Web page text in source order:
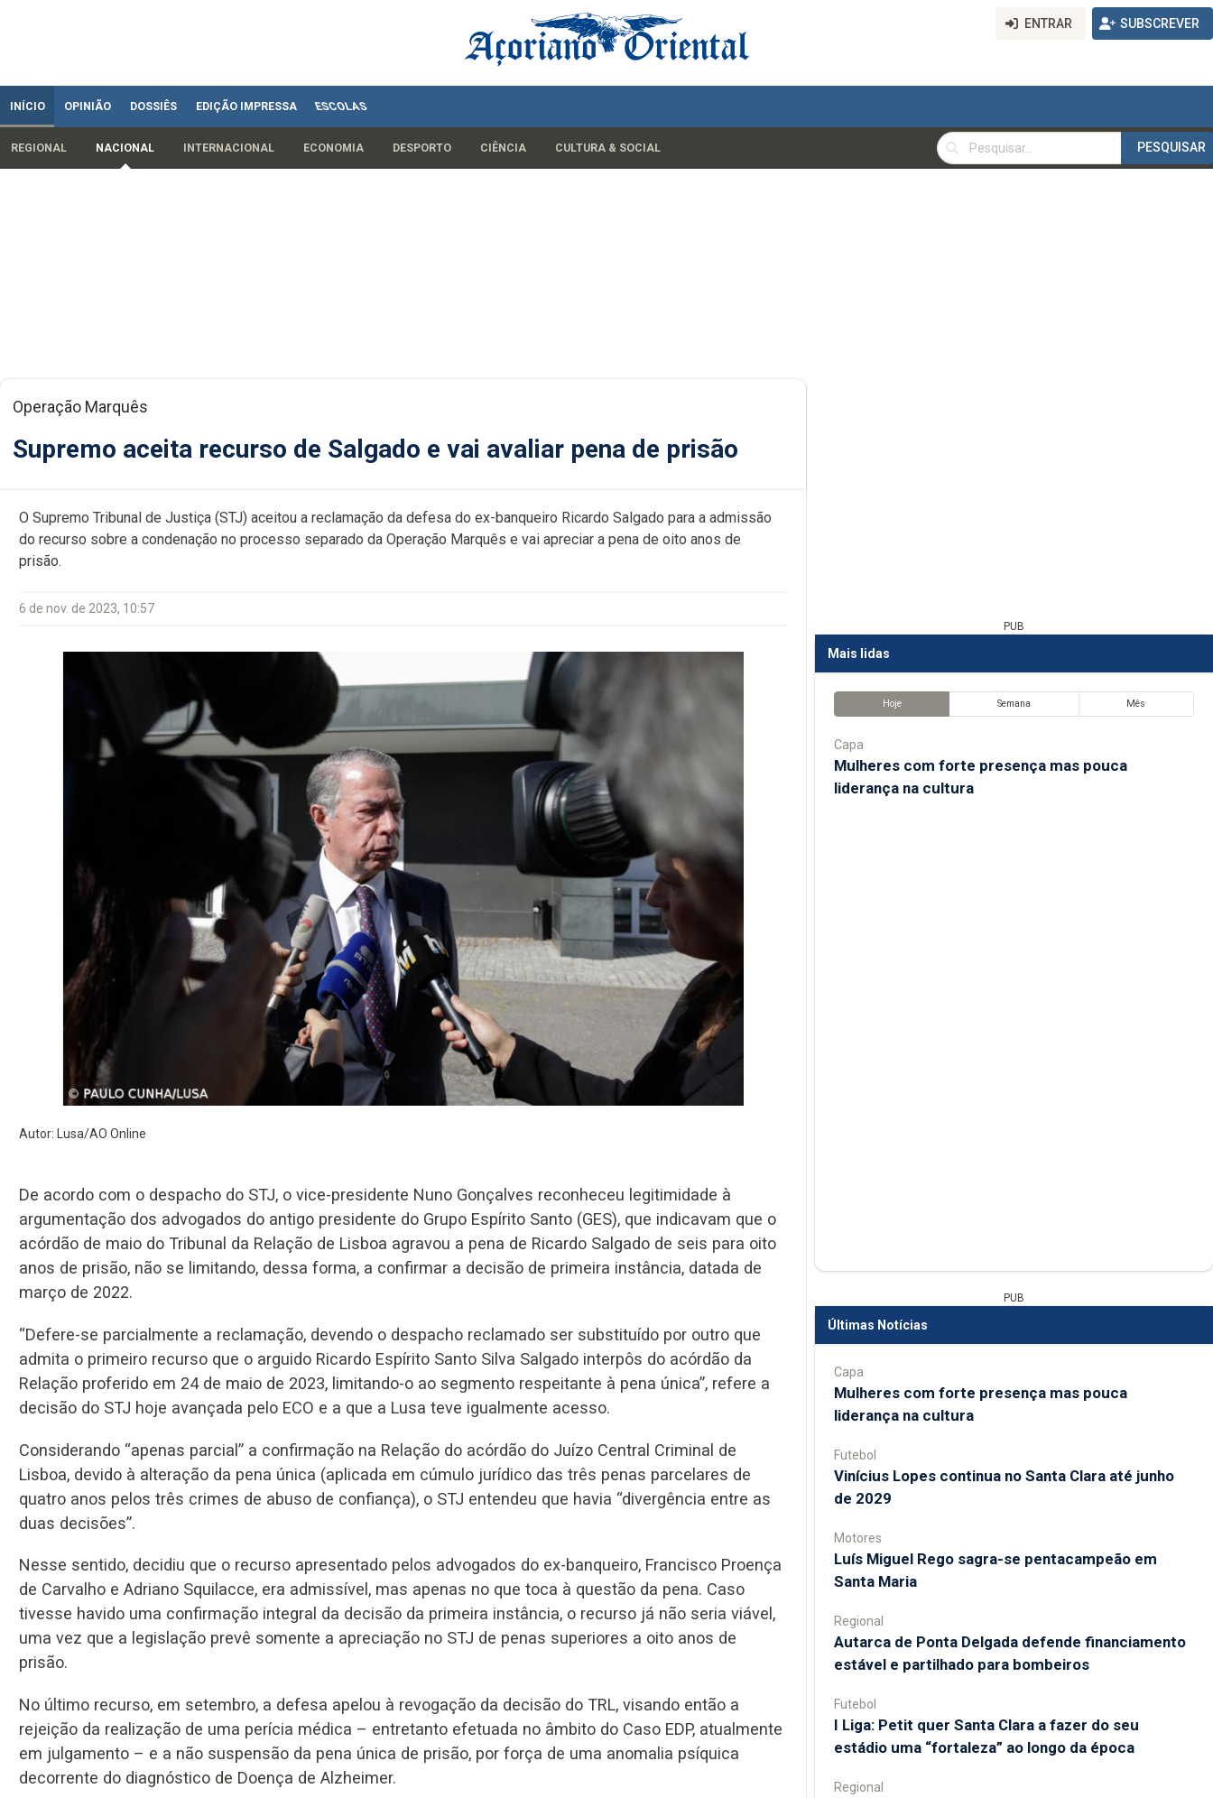
ENTRAR SUBSCREVER
INÍCIO OPINIÃO DOSSIÊS EDIÇÃO IMPRESSA ESCOLAS
REGIONAL NACIONAL INTERNACIONAL ECONOMIA DESPORTO CIÊNCIA CULTURA & SOCIAL
PESQUISAR
PESQUISAR
Operação Marquês
Supremo aceita recurso de Salgado e vai avaliar pena de prisão
O Supremo Tribunal de Justiça (STJ) aceitou a reclamação da defesa do ex-banqueiro Ricardo Salgado para a admissão
do recurso sobre a condenação no processo separado da Operação Marquês e vai apreciar a pena de oito anos de
prisão.
6 de nov. de 2023, 10:57
Autor: Lusa/AO Online
De acordo com o despacho do STJ, o vice-presidente Nuno Gonçalves reconheceu legitimidade à
argumentação dos advogados do antigo presidente do Grupo Espírito Santo (GES), que indicavam que o
acórdão de maio do Tribunal da Relação de Lisboa agravou a pena de Ricardo Salgado de seis para oito
anos de prisão, não se limitando, dessa forma, a confirmar a decisão de primeira instância, datada de
março de 2022.
“Defere-se parcialmente a reclamação, devendo o despacho reclamado ser substituído por outro que
admita o primeiro recurso que o arguido Ricardo Espírito Santo Silva Salgado interpôs do acórdão da
Relação proferido em 24 de maio de 2023, limitando-o ao segmento respeitante à pena única”, refere a
decisão do STJ hoje avançada pelo ECO e a que a Lusa teve igualmente acesso.
Considerando “apenas parcial” a confirmação na Relação do acórdão do Juízo Central Criminal de
Lisboa, devido à alteração da pena única (aplicada em cúmulo jurídico das três penas parcelares de
quatro anos pelos três crimes de abuso de confiança), o STJ entendeu que havia “divergência entre as
duas decisões”.
Nesse sentido, decidiu que o recurso apresentado pelos advogados do ex-banqueiro, Francisco Proença
de Carvalho e Adriano Squilacce, era admissível, mas apenas no que toca à questão da pena. Caso
tivesse havido uma confirmação integral da decisão da primeira instância, o recurso já não seria viável,
uma vez que a legislação prevê somente a apreciação no STJ de penas superiores a oito anos de
prisão.
No último recurso, em setembro, a defesa apelou à revogação da decisão do TRL, visando então a
rejeição da realização de uma perícia médica – entretanto efetuada no âmbito do Caso EDP, atualmente
em julgamento – e a não suspensão da pena única de prisão, por força de uma anomalia psíquica
decorrente do diagnóstico de Doença de Alzheimer.
PUB
Mais lidas
Hoje Semana Mês
Capa
Mulheres com forte presença mas pouca
liderança na cultura
PUB
Últimas Notícias
Capa
Mulheres com forte presença mas pouca
liderança na cultura
Futebol
Vinícius Lopes continua no Santa Clara até junho
de 2029
Motores
Luís Miguel Rego sagra-se pentacampeão em
Santa Maria
Regional
Autarca de Ponta Delgada defende financiamento
estável e partilhado para bombeiros
Futebol
I Liga: Petit quer Santa Clara a fazer do seu
estádio uma “fortaleza” ao longo da época
Regional